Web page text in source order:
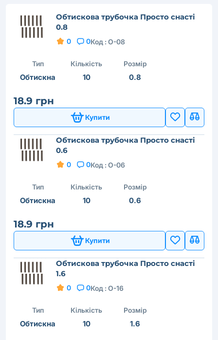
Обтискова трубочка Просто снастi
0.8
0 0Код : O-08
Тип
Обтискна
Кількість
10
Розмір
0.8
18.9 грн
Купити
Обтискова трубочка Просто снастi
0.6
0 0Код : O-06
Тип
Обтискна
Кількість
10
Розмір
0.6
18.9 грн
Купити
Обтискова трубочка Просто снастi
1.6
0 0Код : O-16
Тип
Обтискна
Кількість
10
Розмір
1.6